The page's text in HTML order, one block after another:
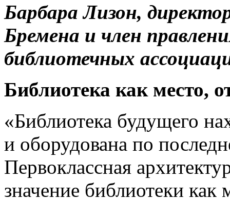
Барбара Лизон,
Бремена и член
библиотечных
Библиотека как место,
«Библиотека будущего
и оборудована по
Первоклассная
значение библиотеки как